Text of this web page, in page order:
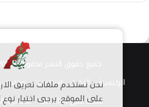
جميع حقوق النشر محفوظة 2026 |
الرئيسية
الاخبار اسلاميات مجتمع
قناتنا على الواتساب استمارة
نحن نستخدم ملفات تعريف
على الموقع. يرجى اختيار نوع